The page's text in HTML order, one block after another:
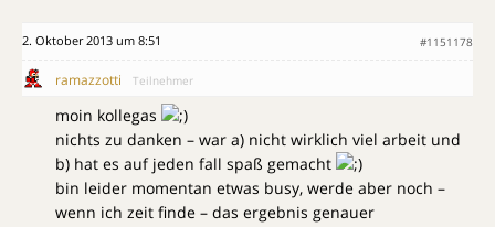
2. Oktober 2013 um 8:51 #1151178
ramazzotti Teilnehmer
moin kollegas
nichts zu danken – war a) nicht wirklich viel arbeit und
b) hat es auf jeden fall spaß gemacht
bin leider momentan etwas busy, werde aber noch –
wenn ich zeit finde – das ergebnis genauer